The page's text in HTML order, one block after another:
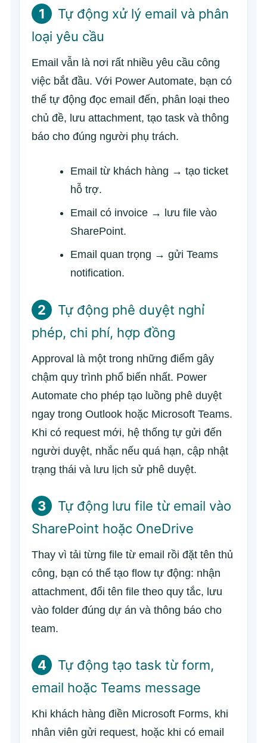
1
Tự động xử lý email và phân
loại yêu cầu
Email vẫn là nơi rất nhiều yêu cầu công
việc bắt đầu. Với Power Automate, bạn có
thể tự động đọc email đến, phân loại theo
chủ đề, lưu attachment, tạo task và thông
báo cho đúng người phụ trách.
Email từ khách hàng → tạo ticket
hỗ trợ.
Email có invoice → lưu file vào
SharePoint.
Email quan trọng → gửi Teams
notification.
2
Tự động phê duyệt nghỉ
phép, chi phí, hợp đồng
Approval là một trong những điểm gây
chậm quy trình phổ biến nhất. Power
Automate cho phép tạo luồng phê duyệt
ngay trong Outlook hoặc Microsoft Teams.
Khi có request mới, hệ thống tự gửi đến
người duyệt, nhắc nếu quá hạn, cập nhật
trạng thái và lưu lịch sử phê duyệt.
3
Tự động lưu file từ email vào
SharePoint hoặc OneDrive
Thay vì tải từng file từ email rồi đặt tên thủ
công, bạn có thể tạo flow tự động: nhận
attachment, đổi tên file theo quy tắc, lưu
vào folder đúng dự án và thông báo cho
team.
4
Tự động tạo task từ form,
email hoặc Teams message
Khi khách hàng điền Microsoft Forms, khi
nhân viên gửi request, hoặc khi có email